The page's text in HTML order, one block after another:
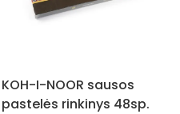
KOH-I-NOOR sausos
pastelės rinkinys 48sp.